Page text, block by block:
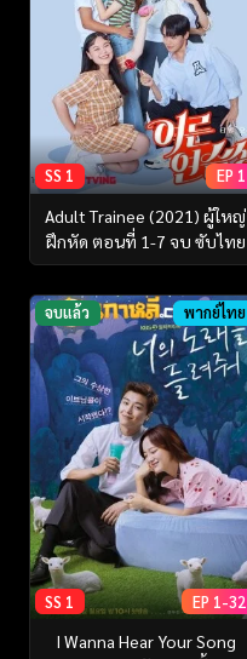
SS 1 EP 1
Adult Trainee (2021) ผู้ใหญ่
ฝึกหัด ตอนที่ 1-7 จบ ซับไทย
จบแล้ว พากย์ไทย
SS 1 EP 1-32
I Wanna Hear Your Song